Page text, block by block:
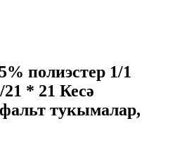
полиэстер 1/1
* 21 Кесә
тукымалар,